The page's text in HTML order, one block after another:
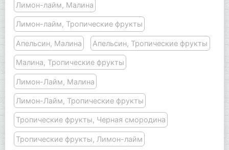
Лимон-лайм, Малина
Лимон-лайм, Тропические фрукты
Апельсин, Малина Апельсин, Тропические фрукты
Малина, Тропические фрукты
Лимон-Лайм, Малина
Лимон-Лайм, Тропические фрукты
Тропические фрукты, Черная смородина
Тропические фрукты, Лимон-лайм